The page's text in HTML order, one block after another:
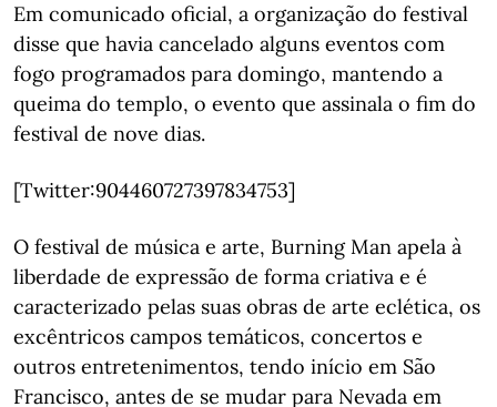
Em comunicado oficial, a organização do festival
disse que havia cancelado alguns eventos com
fogo programados para domingo, mantendo a
queima do templo, o evento que assinala o fim do
festival de nove dias.
[Twitter:904460727397834753]
O festival de música e arte, Burning Man apela à
liberdade de expressão de forma criativa e é
caracterizado pelas suas obras de arte eclética, os
excêntricos campos temáticos, concertos e
outros entretenimentos, tendo início em São
Francisco, antes de se mudar para Nevada em